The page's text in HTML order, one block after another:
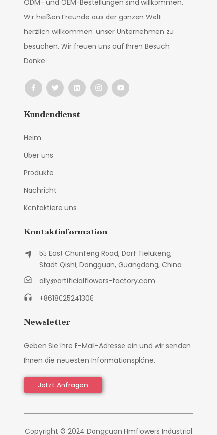
ODM- und OEM-Bestellungen sind willkommen.
Wir heißen Freunde aus der ganzen Welt
herzlich willkommen, unser Unternehmen zu
besuchen. Wir freuen uns auf Ihren Besuch,
Danke!
Kundendienst
Heim
Über uns
Produkte
Nachricht
Kontaktiere uns
Kontaktinformation
53 East Chunfeng Road, Dorf Tielukeng,
Stadt Qishi, Dongguan, Guangdong, China
ally@artificialflowers-factory.com
+8618025241308
Newsletter
Geben Sie Ihre E-Mail-Adresse ein und wir senden
Ihnen die neuesten Informationspläne.
Jetzt Anfragen
Copyright © 2024 Dongguan Hmflowers Industrial